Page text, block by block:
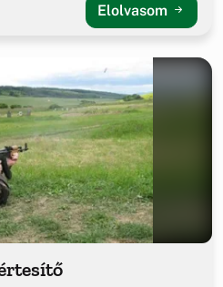
Elolvasom